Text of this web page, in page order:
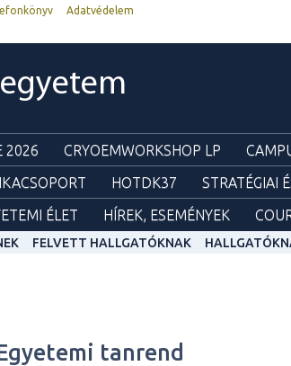
Adatvédelem
2026 CRYOEMWORKSHOP LP
HOTDK37 STRATÉGIAI
ÉLET HÍREK, ESEMÉNYEK
FELVETT HALLGATÓKNAK
tanrend